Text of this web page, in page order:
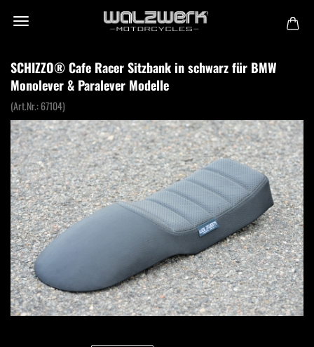
SCHIZZO® Cafe Racer Sitzbank in schwarz für BMW
Monolever & Paralever Modelle
(Art.Nr.:67104)